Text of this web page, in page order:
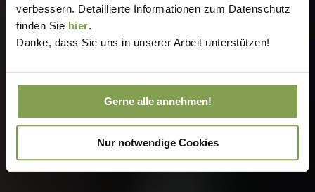
verbessern. Detaillierte Informationen zum Datenschutz
finden Sie hier.
Danke, dass Sie uns in unserer Arbeit unterstützen!
Gerne alle annehmen!
Nur notwendige Cookies